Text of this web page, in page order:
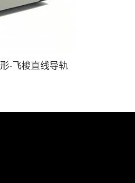
-飞梭直线导轨